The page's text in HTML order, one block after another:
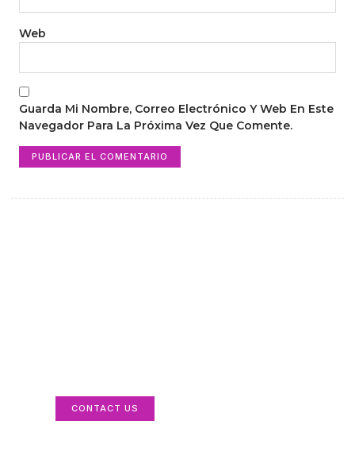
Web
Guarda Mi Nombre, Correo Electrónico Y Web En Este
Navegador Para La Próxima Vez Que Comente.
CONTACT US